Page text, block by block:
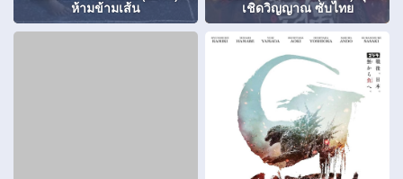
ห้ามข้ามเส้น เชิดวิญญาณ ซับไทย